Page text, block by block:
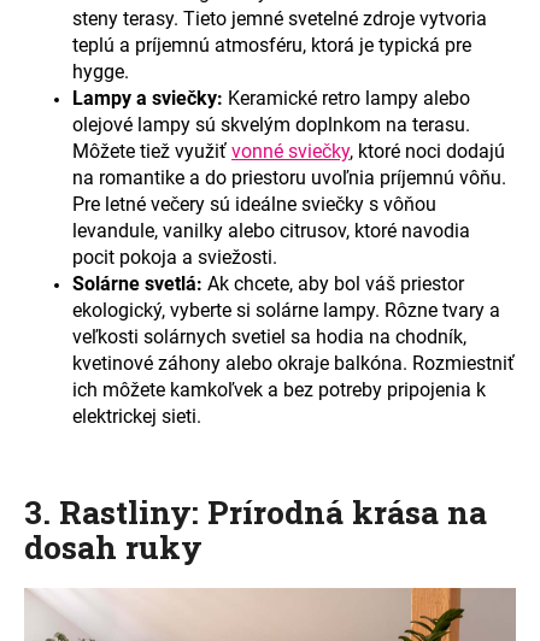
steny terasy. Tieto jemné svetelné zdroje vytvoria
teplú a príjemnú atmosféru, ktorá je typická pre
hygge.
Lampy a sviečky: Keramické retro lampy alebo
olejové lampy sú skvelým doplnkom na terasu.
Môžete tiež využiť vonné sviečky, ktoré noci dodajú
na romantike a do priestoru uvoľnia príjemnú vôňu.
Pre letné večery sú ideálne sviečky s vôňou
levandule, vanilky alebo citrusov, ktoré navodia
pocit pokoja a sviežosti.
Solárne svetlá: Ak chcete, aby bol váš priestor
ekologický, vyberte si solárne lampy. Rôzne tvary a
veľkosti solárnych svetiel sa hodia na chodník,
kvetinové záhony alebo okraje balkóna. Rozmiestniť
ich môžete kamkoľvek a bez potreby pripojenia k
elektrickej sieti.
3. Rastliny: Prírodná krása na
dosah ruky